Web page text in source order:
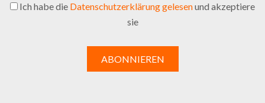
Ich habe die Datenschutzerklärung gelesenund akzeptiere
sie